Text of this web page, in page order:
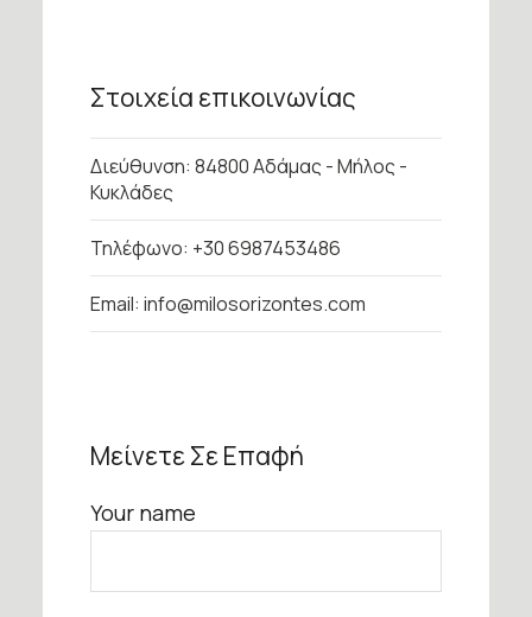
Στοιχεία επικοινωνίας
Διεύθυνση: 84800 Αδάμας - Μήλος -
Κυκλάδες
Τηλέφωνο: +30 6987453486
Email: info@milosorizontes.com
Μείνετε Σε Επαφή
Your name